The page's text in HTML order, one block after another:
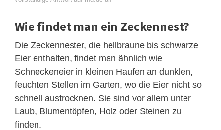
Wie findet man ein Zeckennest?
Die Zeckennester, die hellbraune bis schwarze
Eier enthalten, findet man ähnlich wie
Schneckeneier in kleinen Haufen an dunklen,
feuchten Stellen im Garten, wo die Eier nicht so
schnell austrocknen. Sie sind vor allem unter
Laub, Blumentöpfen, Holz oder Steinen zu
finden.